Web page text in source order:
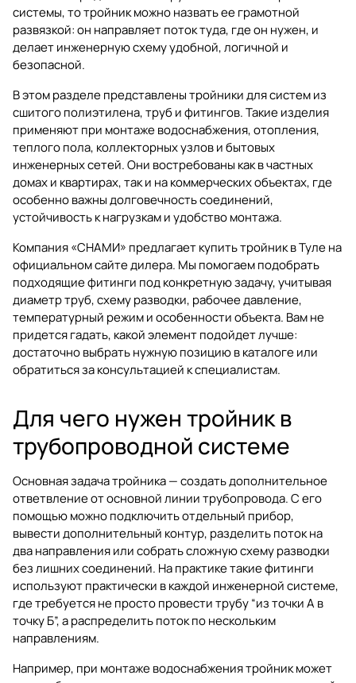
системы, то тройник можно назвать ее грамотной
развязкой: он направляет поток туда, где он нужен, и
делает инженерную схему удобной, логичной и
безопасной.
В этом разделе представлены тройники для систем из
сшитого полиэтилена, труб и фитингов. Такие изделия
применяют при монтаже водоснабжения, отопления,
теплого пола, коллекторных узлов и бытовых
инженерных сетей. Они востребованы как в частных
домах и квартирах, так и на коммерческих объектах, где
особенно важны долговечность соединений,
устойчивость к нагрузкам и удобство монтажа.
Компания «СНАМИ» предлагает купить тройник в Туле на
официальном сайте дилера. Мы помогаем подобрать
подходящие фитинги под конкретную задачу, учитывая
диаметр труб, схему разводки, рабочее давление,
температурный режим и особенности объекта. Вам не
придется гадать, какой элемент подойдет лучше:
достаточно выбрать нужную позицию в каталоге или
обратиться за консультацией к специалистам.
Для чего нужен тройник в
трубопроводной системе
Основная задача тройника — создать дополнительное
ответвление от основной линии трубопровода. С его
помощью можно подключить отдельный прибор,
вывести дополнительный контур, разделить поток на
два направления или собрать сложную схему разводки
без лишних соединений. На практике такие фитинги
используют практически в каждой инженерной системе,
где требуется не просто провести трубу “из точки А в
точку Б”, а распределить поток по нескольким
направлениям.
Например, при монтаже водоснабжения тройник может